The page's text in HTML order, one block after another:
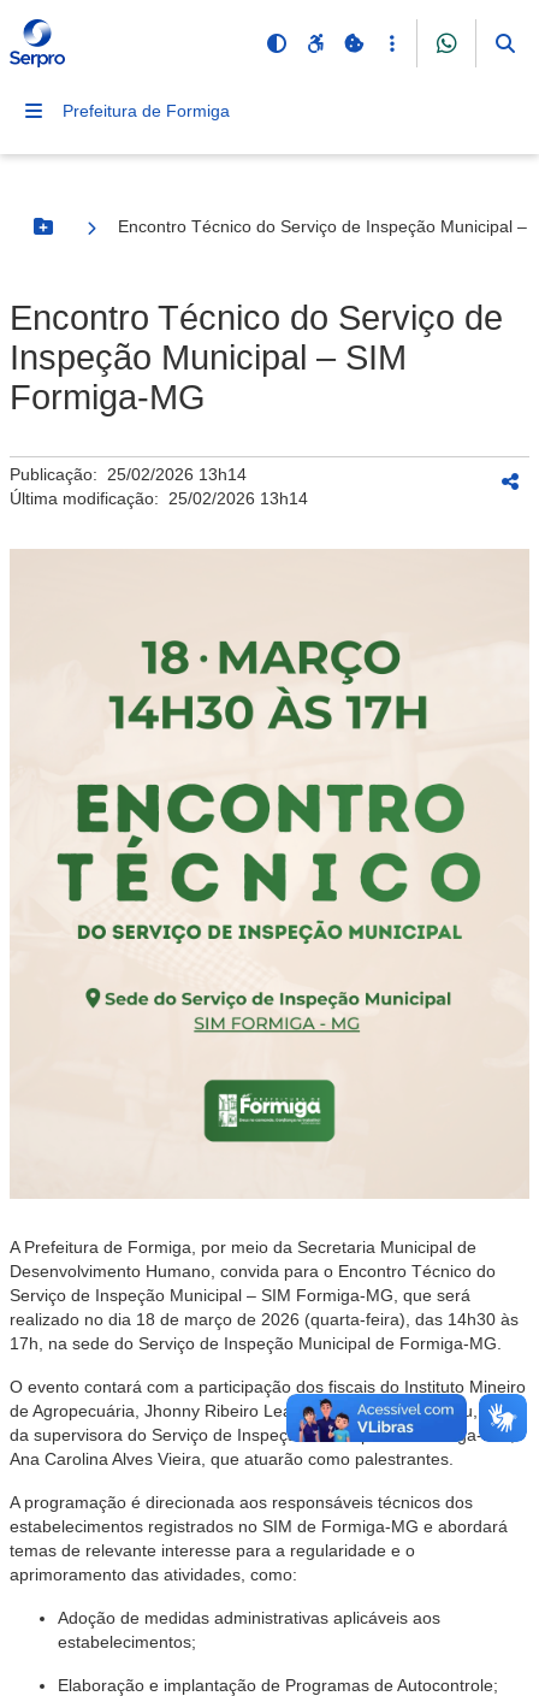
Prefeitura de Formiga
Botão Menu
Encontro Técnico do Serviço de Inspeção Municipal –
Encontro Técnico do Serviço de
Inspeção Municipal – SIM
Formiga-MG
Publicação: 25/02/2026 13h14
Última modificação: 25/02/2026 13h14
A Prefeitura de Formiga, por meio da Secretaria Municipal de
Desenvolvimento Humano, convida para o Encontro Técnico do
Serviço de Inspeção Municipal – SIM Formiga-MG, que será
realizado no dia 18 de março de 2026 (quarta-feira), das 14h30 às
17h, na sede do Serviço de Inspeção Municipal de Formiga-MG.
O evento contará com a participação dos fiscais do Instituto Mineiro
de Agropecuária, Jhonny Ribeiro Leal e Ziara Aparecida Isau, além
da supervisora do Serviço de Inspeção Municipal de Formiga-MG,
Ana Carolina Alves Vieira, que atuarão como palestrantes.
A programação é direcionada aos responsáveis técnicos dos
estabelecimentos registrados no SIM de Formiga-MG e abordará
temas de relevante interesse para a regularidade e o
aprimoramento das atividades, como:
Adoção de medidas administrativas aplicáveis aos
estabelecimentos;
Elaboração e implantação de Programas de Autocontrole;